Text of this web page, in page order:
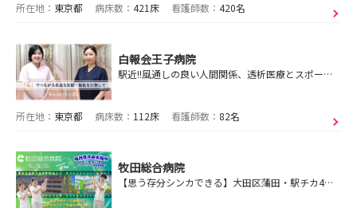
所在地： 東京都 病床数： 421床 看護師数： 420名
白報会王子病院
駅近!!風通しの良い人間関係、透析医療とスポーツ整形に特化した診療、地域から信頼される患者様中心の医療の提供!!地方からの就職では寮や引越し代も補助
所在地： 東京都 病床数： 112床 看護師数： 82名
牧田総合病院
【思う存分シンカできる】大田区蒲田・駅チカ4分・寮完備(最長10年)！勤務は7時間15分！ワークライフバランス抜群！教育制度充実・研修費補助有！牧田っていいよ！